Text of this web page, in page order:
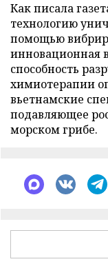
Как писала
технологию
помощью
инновационная
способность
химиотерапии
вьетнамские
подавляющее
морском грибе.